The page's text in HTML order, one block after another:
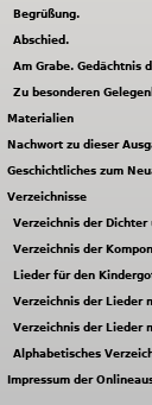
Begrüßung.
Abschied.
Am Grabe. Gedächtnis
Zu besonderen
Materialien
Nachwort zu dieser
Geschichtliches zum
Verzeichnisse
Verzeichnis der Dichter
Verzeichnis der
Lieder für den
Verzeichnis der Lieder
Verzeichnis der Lieder
Alphabetisches
Impressum der